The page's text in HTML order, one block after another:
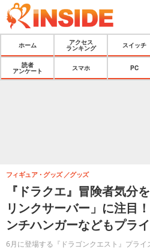
ホーム
アクセス
ランキング
スイッチ
読者
アンケート
スマホ PC
『ドラクエ』冒険者気分
リンクサーバー」に注目
ンチハンガーなどもプラ
6月に登場する『ドラゴンクエスト』プライ
フィギュア・グッズ グッズ